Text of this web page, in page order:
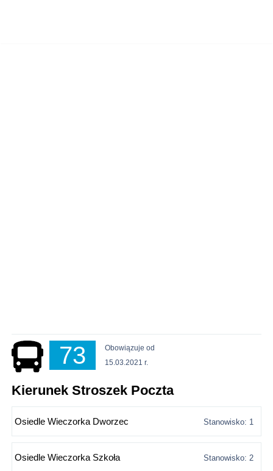
73
Obowiązuje od
15.03.2021 r.
Kierunek Stroszek Poczta
Osiedle Wieczorka Dworzec Stanowisko: 1
Osiedle Wieczorka Szkoła Stanowisko: 2